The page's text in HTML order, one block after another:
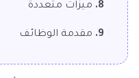
8. ميزات متعددة
9. مقدمة الوظائف